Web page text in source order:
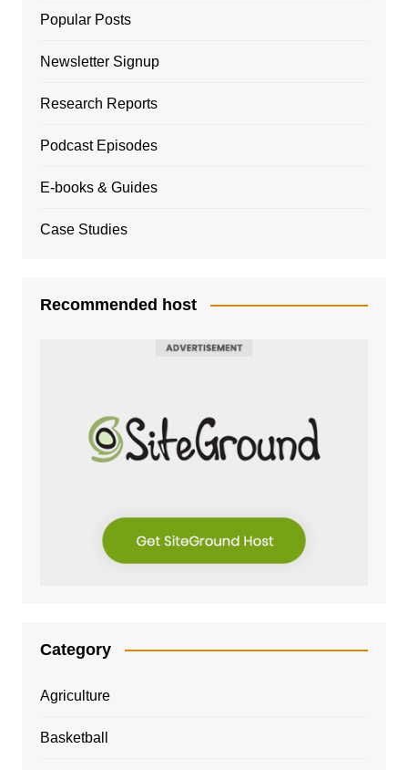
Popular Posts
Newsletter Signup
Research Reports
Podcast Episodes
E-books & Guides
Case Studies
Recommended host
Category
Agriculture
Basketball